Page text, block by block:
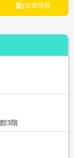
business 企業情報
3階